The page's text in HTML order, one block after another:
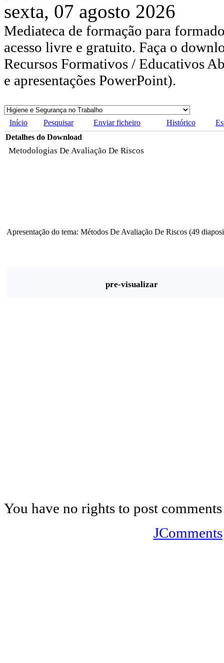
sexta, 07 agosto 2026
Mediateca de formação para
acesso livre e gratuito. Faça o
Recursos Formativos / Educativos
e apresentações PowerPoint).
Início Pesquisar Enviar ficheiro Histórico
Detalhes do Download
Metodologias De Avaliação De Riscos
Apresentação do tema: Métodos De Avaliação De Riscos (49
pre-visualizar
You have no rights to post comments
JComments